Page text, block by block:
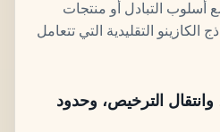
أسلوب التبادل أو منتجات
الكازينو التقليدية التي تتعامل
وانتقال الترخيص، وحدود